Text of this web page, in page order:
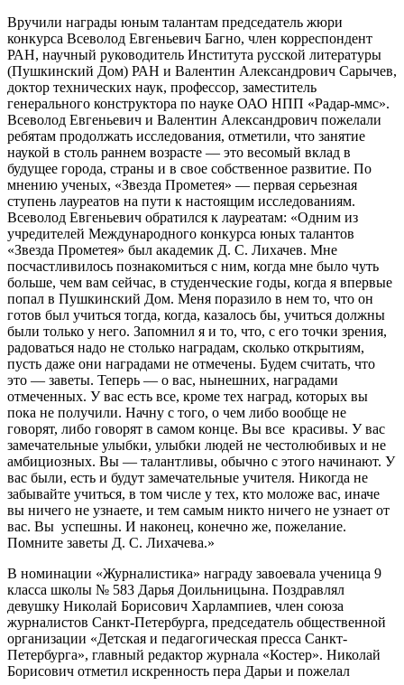
Вручили награды юным талантам председатель жюри
конкурса Всеволод Евгеньевич Багно, член корреспондент
РАН, научный руководитель Института русской литературы
(Пушкинский Дом) РАН и Валентин Александрович Сарычев,
доктор технических наук, профессор, заместитель
генерального конструктора по науке ОАО НПП «Радар-ммс».
Всеволод Евгеньевич и Валентин Александрович пожелали
ребятам продолжать исследования, отметили, что занятие
наукой в столь раннем возрасте — это весомый вклад в
будущее города, страны и в свое собственное развитие. По
мнению ученых, «Звезда Прометея» — первая серьезная
ступень лауреатов на пути к настоящим исследованиям.
Всеволод Евгеньевич обратился к лауреатам: «Одним из
учредителей Международного конкурса юных талантов
«Звезда Прометея» был академик Д. С. Лихачев. Мне
посчастливилось познакомиться с ним, когда мне было чуть
больше, чем вам сейчас, в студенческие годы, когда я впервые
попал в Пушкинский Дом. Меня поразило в нем то, что он
готов был учиться тогда, когда, казалось бы, учиться должны
были только у него. Запомнил я и то, что, с его точки зрения,
радоваться надо не столько наградам, сколько открытиям,
пусть даже они наградами не отмечены. Будем считать, что
это — заветы. Теперь — о вас, нынешних, наградами
отмеченных. У вас есть все, кроме тех наград, которых вы
пока не получили. Начну с того, о чем либо вообще не
говорят, либо говорят в самом конце. Вы все красивы. У вас
замечательные улыбки, улыбки людей не честолюбивых и не
амбициозных. Вы — талантливы, обычно с этого начинают. У
вас были, есть и будут замечательные учителя. Никогда не
забывайте учиться, в том числе у тех, кто моложе вас, иначе
вы ничего не узнаете, и тем самым никто ничего не узнает от
вас. Вы успешны. И наконец, конечно же, пожелание.
Помните заветы Д. С. Лихачева.»
В номинации «Журналистика» награду завоевала ученица 9
класса школы № 583 Дарья Доильницына. Поздравлял
девушку Николай Борисович Харлампиев, член союза
журналистов Санкт-Петербурга, председатель общественной
организации «Детская и педагогическая пресса Санкт-
Петербурга», главный редактор журнала «Костер». Николай
Борисович отметил искренность пера Дарьи и пожелал